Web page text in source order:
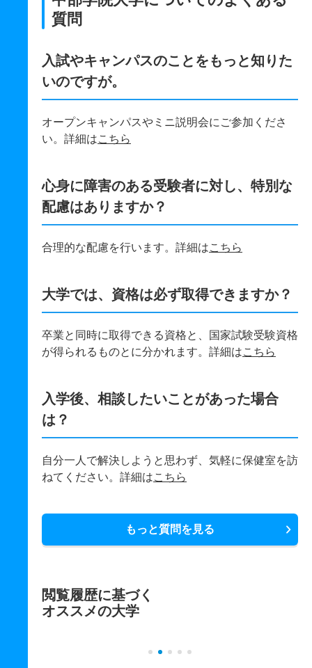
質問
入試やキャンパスのことをもっと知りた
いのですが。
オープンキャンパスやミニ説明会にご参加くださ
い。詳細はこちら
心身に障害のある受験者に対し、特別な
配慮はありますか？
合理的な配慮を行います。詳細はこちら
大学では、資格は必ず取得できますか？
卒業と同時に取得できる資格と、国家試験受験資格
が得られるものとに分かれます。詳細はこちら
入学後、相談したいことがあった場合
は？
自分一人で解決しようと思わず、気軽に保健室を訪
ねてください。詳細はこちら
もっと質問を見る
閲覧履歴に基づく
オススメの大学